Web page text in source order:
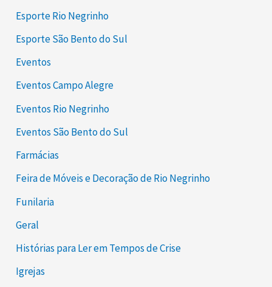
Esporte Rio Negrinho
Esporte São Bento do Sul
Eventos
Eventos Campo Alegre
Eventos Rio Negrinho
Eventos São Bento do Sul
Farmácias
Feira de Móveis e Decoração de Rio Negrinho
Funilaria
Geral
Histórias para Ler em Tempos de Crise
Igrejas